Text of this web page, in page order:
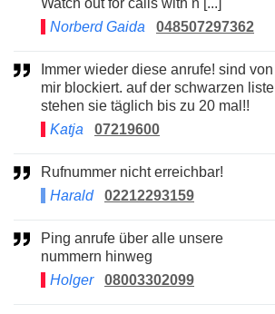
Watch out for calls with n [...]
Norberd Gaida
048507297362
mir blockiert. auf der schwarzen liste
stehen sie täglich bis zu 20 mal!!
Katja
07219600
Rufnummer nicht erreichbar!
Harald
02212293159
Ping anrufe über alle unsere
nummern hinweg
Holger
08003302099